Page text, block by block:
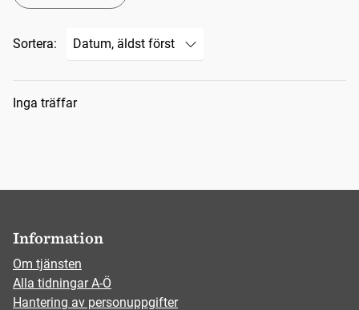
Sortera:
Sökresultat
Inga träffar
Information
Om tjänsten
Alla tidningar A-Ö
Hantering av personuppgifter